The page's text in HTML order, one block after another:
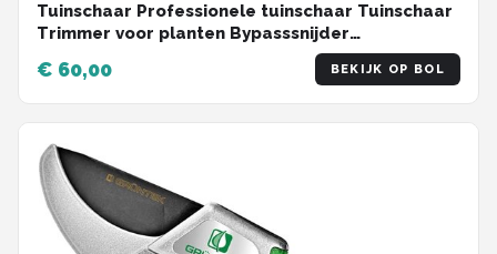
Tuinschaar Professionele tuinschaar Tuinschaar
Trimmer voor planten Bypasssnijder
€ 60,00 BEKIJK OP BOL